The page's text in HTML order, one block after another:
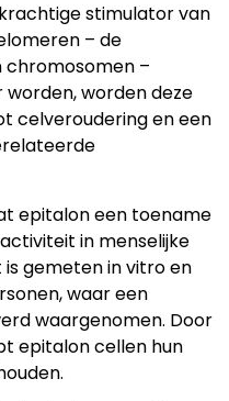
stimulator van
– de
chromosomen –
worden deze
celveroudering en een
epitalon een toename
in menselijke
gemeten in vitro en
waar een
waargenomen. Door
epitalon cellen hun